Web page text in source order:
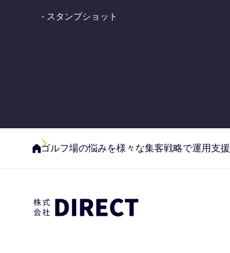
- スタンプショット
ゴルフ場の悩みを様々な集客戦略で運用支援